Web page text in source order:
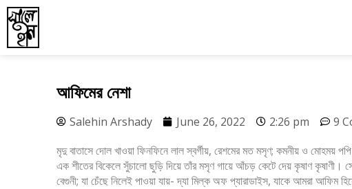
আফিমের নেশা
Salehin Arshady June 26, 2022 2:26 pm
9
মৃদু বাতাসে দোল খাওয়া ফিনফিনে লাল স্বর্গীয়, রেশমের মত মসৃণ; কমনীয় ও মোহময়
এক শীতের বিকেলে সুঁচালো ছুড়ি দিয়ে তাঁর মসৃণ গায়ে আঁচড় কেটে দেয় কৃষাণ কৃষাণী।
বেগুনী; যা চেঁছে নিলেই পাওয়া যায়- দ্যা মিল্ক অফ প্যারাডাইস, যাকে আমরা আফিম